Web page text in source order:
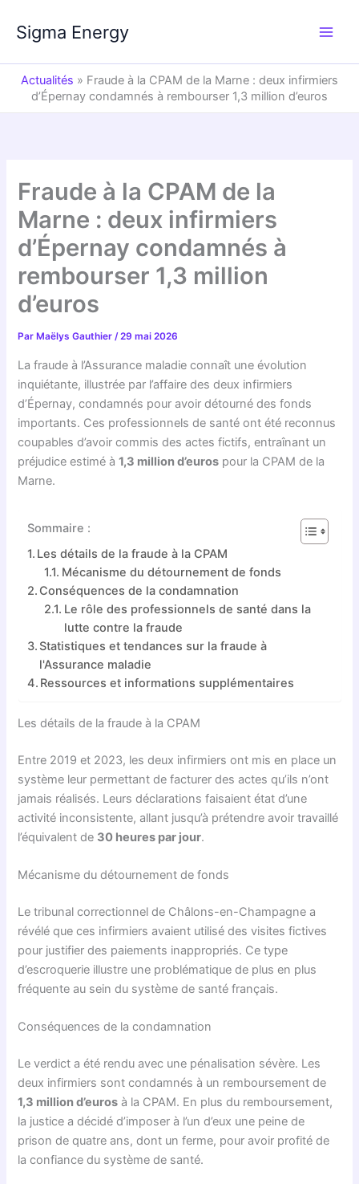
contenu
Sigma Energy
Actualités » Fraude à la CPAM de la Marne : deux infirmiers
d’Épernay condamnés à rembourser 1,3 million d’euros
Fraude à la CPAM de la
Marne : deux infirmiers
d’Épernay condamnés à
rembourser 1,3 million
d’euros
Par Maëlys Gauthier/29 mai 2026
La fraude à l’Assurance maladie connaît une évolution
inquiétante, illustrée par l’affaire des deux infirmiers
d’Épernay, condamnés pour avoir détourné des fonds
importants. Ces professionnels de santé ont été reconnus
coupables d’avoir commis des actes fictifs, entraînant un
préjudice estimé à1,3 million d’euros pour la CPAM de la
Marne.
Sommaire :
Les détails de la fraude à la CPAM
Mécanisme du détournement de fonds
Conséquences de la condamnation
Le rôle des professionnels de santé dans la
lutte contre la fraude
Statistiques et tendances sur la fraude à
l'Assurance maladie
Ressources et informations supplémentaires
Les détails de la fraude à la CPAM
Entre 2019 et 2023, les deux infirmiers ont mis en place un
système leur permettant de facturer des actes qu’ils n’ont
jamais réalisés. Leurs déclarations faisaient état d’une
activité inconsistente, allant jusqu’à prétendre avoir travaillé
l’équivalent de 30 heures par jour.
Mécanisme du détournement de fonds
Le tribunal correctionnel de Châlons-en-Champagne a
révélé que ces infirmiers avaient utilisé des visites fictives
pour justifier des paiements inappropriés. Ce type
d’escroquerie illustre une problématique de plus en plus
fréquente au sein du système de santé français.
Conséquences de la condamnation
Le verdict a été rendu avec une pénalisation sévère. Les
deux infirmiers sont condamnés à un remboursement de
1,3 million d’euros à la CPAM. En plus du remboursement,
la justice a décidé d’imposer à l’un d’eux une peine de
prison de quatre ans, dont un ferme, pour avoir profité de
la confiance du système de santé.